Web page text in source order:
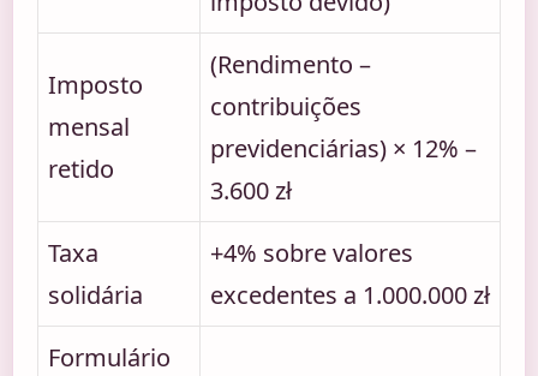
Imposto
mensal
retido
(Rendimento –
contribuições
previdenciárias) × 12% –
3.600 zł
Taxa
solidária
+4% sobre valores
excedentes a 1.000.000 zł
Formulário